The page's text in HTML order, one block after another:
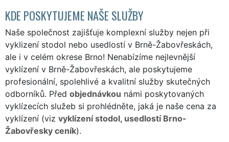
KDE POSKYTUJEME NAŠE SLUŽBY
Naše společnost zajišťuje komplexní služby nejen při
vyklizení stodol nebo usedlostí v Brně-Žabovřeskách,
ale i v celém okrese Brno! Nenabízíme nejlevnější
vyklízení v Brně-Žabovřeskách, ale poskytujeme
profesionální, spolehlivé a kvalitní služby skutečných
odborníků. Před objednávkou námi poskytovaných
vyklízecích služeb si prohlédněte, jaká je naše cena za
vyklízení (viz vyklízení stodol, usedlostí Brno-
Žabovřesky ceník).